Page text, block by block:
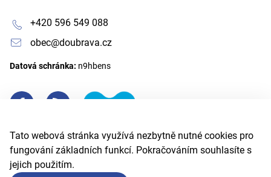
Tato webová stránka využívá nezbytně nutné cookies pro
fungování základních funkcí. Pokračováním souhlasíte s
jejich použitím.
+420 596 549 088
obec@doubrava.cz
Datová schránka: n9hbens